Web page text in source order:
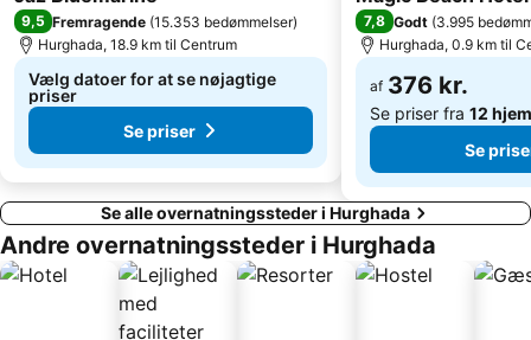
9,5 Fremragende (15.353 bedømmelser)
Hurghada, 18.9 km til Centrum
Vælg datoer for at se nøjagtige
priser
Se priser
7,8 Godt (3.995
Hurghada, 0.9 km til
af 376 kr.
Se priser fra 12
Se
Se alle overnatningssteder i Hurghada
Andre overnatningssteder i Hurghada